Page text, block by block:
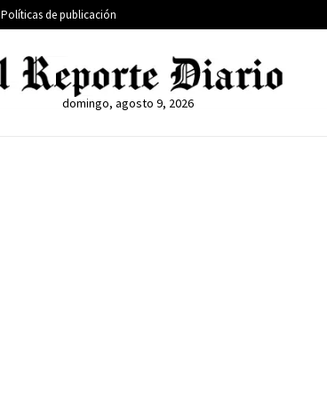
Políticas de publicación
domingo, agosto 9, 2026